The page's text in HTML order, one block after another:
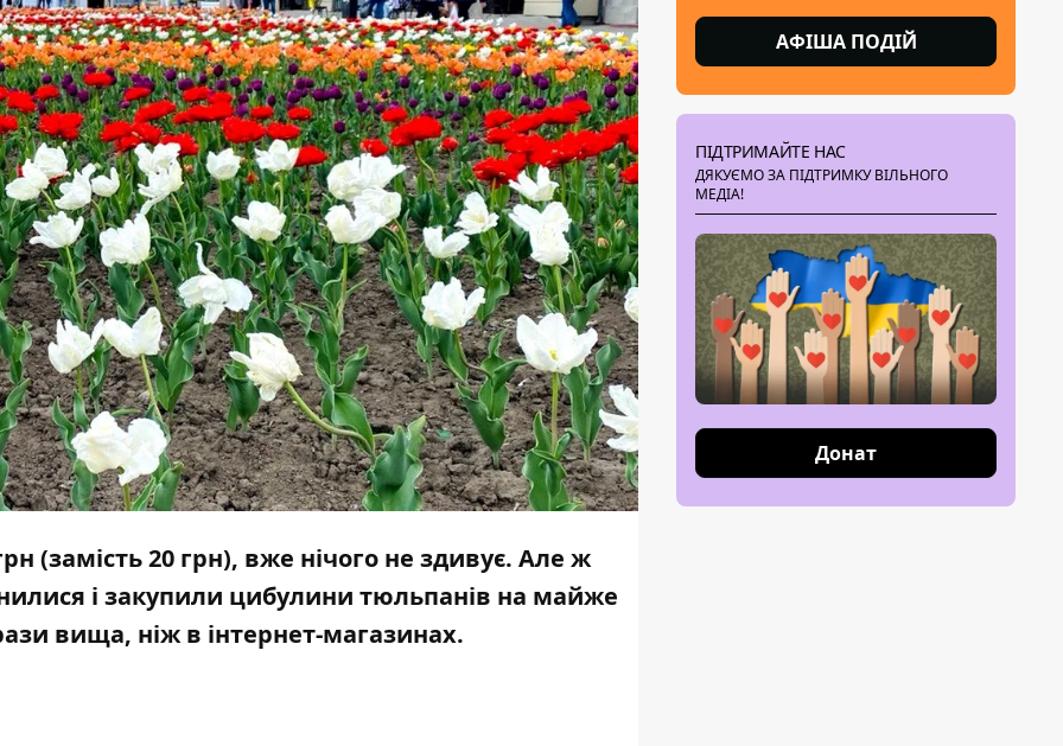
(замість 20 грн), вже нічого не здивує. Але ж
і закупили цибулини тюльпанів на майже
вища, ніж в інтернет-магазинах.
АФІША ПОДІЙ
ПІДТРИМАЙТЕ НАС
ДЯКУЄМО ЗА ПІДТРИМКУ ВІЛЬНОГО
МЕДІА!
Донат